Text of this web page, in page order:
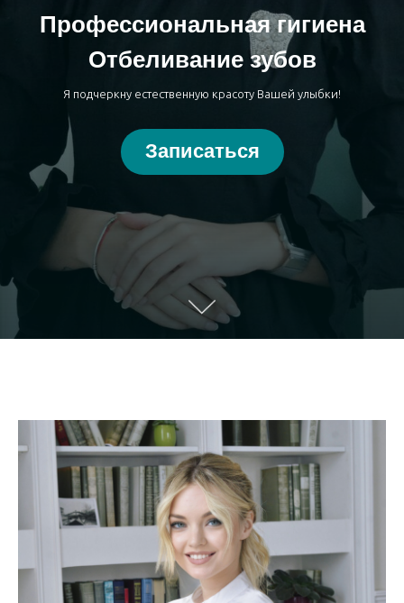
Профессиональная гигиена
Отбеливание зубов
Записаться
Я подчеркну естественную красоту Вашей улыбки!